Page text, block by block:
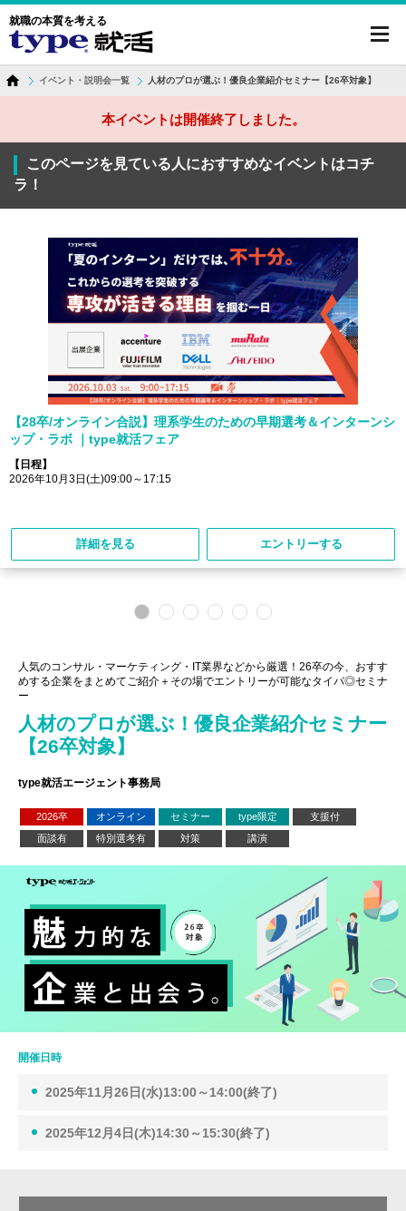
就職の本質を考える
イベント・説明会一覧 人材のプロが選ぶ！優良企業紹介セミナー【26卒対象】
本イベントは開催終了しました。
このページを見ている人におすすめなイベントはコチ
ラ！
【28卒/オンライン合説】理系学生のための早期選考＆インターンシ
ップ・ラボ ｜type就活フェア
【日程】
2026年10月3日(土)09:00～17:15
詳細を見る エントリーする
人気のコンサル・マーケティング・IT業界などから厳選！26卒の今、おすす
めする企業をまとめてご紹介＋その場でエントリーが可能なタイパ◎セミナ
ー
人材のプロが選ぶ！優良企業紹介セミナー
【26卒対象】
type就活エージェント事務局
2026卒 オンライン セミナー type限定
支援付
面談有
特別選考有 対策 講演
開催日時
2025年11月26日(水)13:00～14:00(終了)
2025年12月4日(木)14:30～15:30(終了)